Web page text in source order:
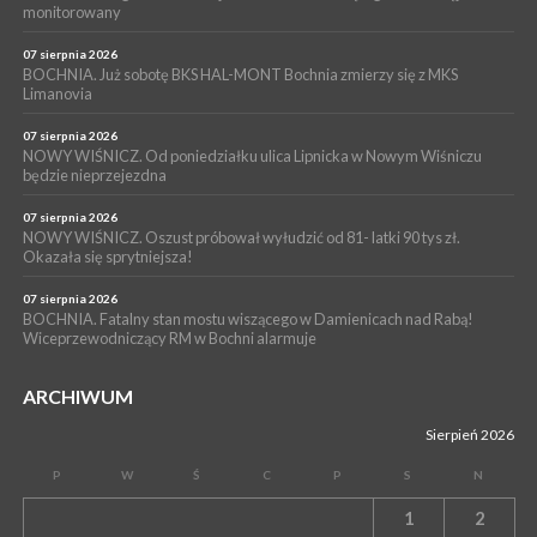
WYDARZENIA
NASZ NEWS. Powstał Komitet Ochrony Ładu
Przestrzennego Miasta Bochnia. To odpowiedź na działania
magistratu
monitorowany
07 sierpnia 2026
BOCHNIA. Już sobotę BKS HAL-MONT Bochnia zmierzy się z MKS
Limanovia
07 sierpnia 2026
NOWY WIŚNICZ. Od poniedziałku ulica Lipnicka w Nowym Wiśniczu
będzie nieprzejezdna
07 sierpnia 2026
NOWY WIŚNICZ. Oszust próbował wyłudzić od 81- latki 90 tys zł.
Okazała się sprytniejsza!
07 sierpnia 2026
BOCHNIA. Fatalny stan mostu wiszącego w Damienicach nad Rabą!
Wiceprzewodniczący RM w Bochni alarmuje
ARCHIWUM
Sierpień 2026
P W Ś C P S N
1 2